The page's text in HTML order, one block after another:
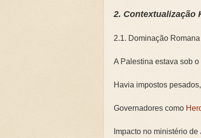
2. Contextualização
2.1. Dominação
A Palestina estava sob
Havia impostos
Governadores como
Impacto no ministério de